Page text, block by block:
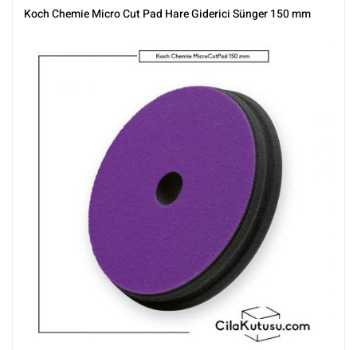
Polisaj,Polisaj ve Parlatma,Tüm Ürünler,Tüm Ürünler
Koch Chemie Micro Cut Pad Hare Giderici Sünger 150 mm